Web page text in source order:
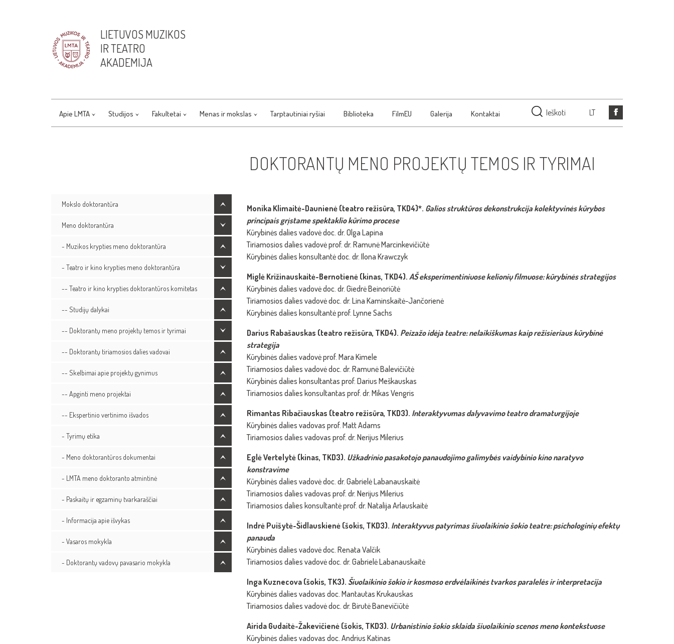
LIETUVOS MUZIKOS
IR TEATRO
AKADEMIJA
Apie LMTA Studijos Fakultetai Menas ir mokslas Tarptautiniai ryšiai Biblioteka FilmEU Galerija Kontaktai Ieškoti LT
DOKTORANTŲ MENO PROJEKTŲ TEMOS IR TYRIMAI
Mokslo doktorantūra
Meno doktorantūra
- Muzikos krypties meno doktorantūra
- Teatro ir kino krypties meno doktorantūra
-- Teatro ir kino krypties doktorantūros komitetas
-- Studijų dalykai
-- Doktorantų meno projektų temos ir tyrimai
-- Doktorantų tiriamosios dalies vadovai
-- Skelbimai apie projektų gynimus
-- Apginti meno projektai
-- Ekspertinio vertinimo išvados
- Tyrimų etika
- Meno doktorantūros dokumentai
- LMTA meno doktoranto atmintinė
- Paskaitų ir egzaminų tvarkaraščiai
- Informacija apie išvykas
- Vasaros mokykla
- Doktorantų vadovų pavasario mokykla
Monika Klimaitė-Daunienė (teatro režisūra, TKD4)*. Galios struktūros dekonstrukcija kolektyvinės kūrybos
principais grįstame spektaklio kūrimo procese
Kūrybinės dalies vadovė doc. dr. Olga Lapina
Tiriamosios dalies vadovė prof. dr. Ramunė Marcinkevičiūtė
Kūrybinės dalies konsultantė doc. dr. Ilona Krawczyk
Miglė Križinauskaitė-Bernotienė (kinas, TKD4). AŠ eksperimentiniuose kelionių filmuose: kūrybinės strategijos
Kūrybinės dalies vadovė doc. dr. Giedrė Beinoriūtė
Tiriamosios dalies vadovė doc. dr. Lina Kaminskaitė-Jančorienė
Kūrybinės dalies konsultantė prof. Lynne Sachs
Darius Rabašauskas (teatro režisūra, TKD4). Peizažo idėja teatre: nelaikiškumas kaip režisieriaus kūrybinė
strategija
Kūrybinės dalies vadovė prof. Mara Kimele
Tiriamosios dalies vadovė doc. dr. Ramunė Balevičiūtė
Kūrybinės dalies konsultantas prof. Darius Meškauskas
Tiriamosios dalies konsultantas prof. dr. Mikas Vengris
Rimantas Ribačiauskas (teatro režisūra, TKD3). Interaktyvumas dalyvavimo teatro dramaturgijoje
Kūrybinės dalies vadovas prof. Matt Adams
Tiriamosios dalies vadovas prof. dr. Nerijus Milerius
Eglė Vertelytė (kinas, TKD3). Užkadriniopasakotojo panaudojimo galimybės vaidybinio kino naratyvo
konstravime
Kūrybinės dalies vadovė doc. dr. Gabrielė Labanauskaitė
Tiriamosios dalies vadovas prof. dr. Nerijus Milerius
Tiriamosios dalies konsultantė prof. dr. Natalija Arlauskaitė
Indrė Puišytė-Šidlauskienė (šokis, TKD3). Interaktyvus patyrimas šiuolaikinio šokio teatre: psichologinių efektų
panauda
Kūrybinės dalies vadovė doc. Renata Valčik
Tiriamosios dalies vadovė doc. dr. Gabrielė Labanauskaitė
Inga Kuznecova (šokis, TK3). Šiuolaikinio šokio ir kosmoso erdvėlaikinės tvarkos paralelės ir interpretacija
Kūrybinės dalies vadovas doc. Mantautas Krukauskas
Tiriamosios dalies vadovė doc. dr. Birutė Banevičiūtė
Airida Gudaitė-Žakevičienė (šokis, TKD3). Urbanistinio šokio sklaida šiuolaikinio scenos meno kontekstuose
Kūrybinės dalies vadovas doc. Andrius Katinas